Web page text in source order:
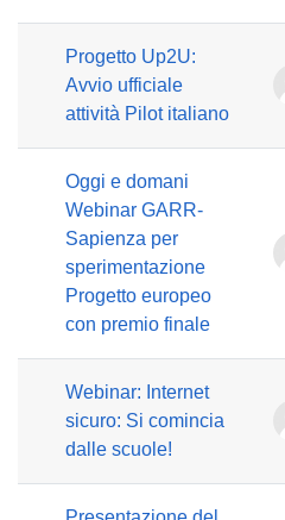
Progetto Up2U:
Avvio ufficiale
attività Pilot italiano
Oggi e domani
Webinar GARR-
Sapienza per
sperimentazione
Progetto europeo
con premio finale
Webinar: Internet
sicuro: Si comincia
dalle scuole!